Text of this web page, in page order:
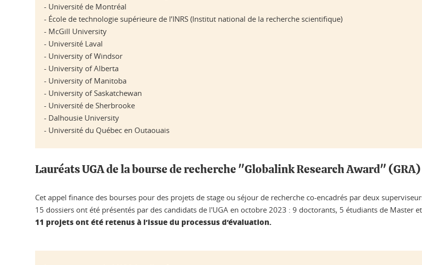
- Université de Montréal
- École de technologie supérieure de l’INRS (Institut national de la recherche scientifique)
- McGill University
- Université Laval
- University of Windsor
- University of Alberta
- University of Manitoba
- University of Saskatchewan
- Université de Sherbrooke
- Dalhousie University
- Université du Québec en Outaouais
Lauréats UGA de la bourse de recherche "Globalink Research Award" (GRA)
Cet appel finance des bourses pour des projets de stage ou séjour de recherche co-encadrés par deux
15 dossiers ont été présentés par des candidats de l'UGA en octobre 2023 : 9 doctorants, 5 étudiants de Master
11 projets ont été retenus à l’issue du processus d’évaluation.